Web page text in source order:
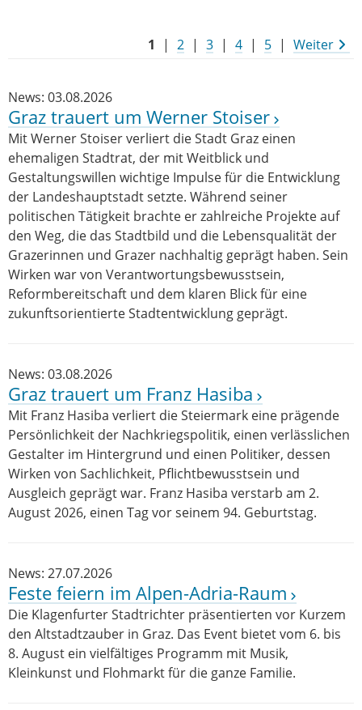
1 | 2 | 3 | 4 | 5 | Weiter
News: 03.08.2026
Graz trauert um Werner Stoiser
Mit Werner Stoiser verliert die Stadt Graz einen
ehemaligen Stadtrat, der mit Weitblick und
Gestaltungswillen wichtige Impulse für die Entwicklung
der Landeshauptstadt setzte. Während seiner
politischen Tätigkeit brachte er zahlreiche Projekte auf
den Weg, die das Stadtbild und die Lebensqualität der
Grazerinnen und Grazer nachhaltig geprägt haben. Sein
Wirken war von Verantwortungsbewusstsein,
Reformbereitschaft und dem klaren Blick für eine
zukunftsorientierte Stadtentwicklung geprägt.
News: 03.08.2026
Graz trauert um Franz Hasiba
Mit Franz Hasiba verliert die Steiermark eine prägende
Persönlichkeit der Nachkriegspolitik, einen verlässlichen
Gestalter im Hintergrund und einen Politiker, dessen
Wirken von Sachlichkeit, Pflichtbewusstsein und
Ausgleich geprägt war. Franz Hasiba verstarb am 2.
August 2026, einen Tag vor seinem 94. Geburtstag.
News: 27.07.2026
Feste feiern im Alpen-Adria-Raum
Die Klagenfurter Stadtrichter präsentierten vor Kurzem
den Altstadtzauber in Graz. Das Event bietet vom 6. bis
8. August ein vielfältiges Programm mit Musik,
Kleinkunst und Flohmarkt für die ganze Familie.